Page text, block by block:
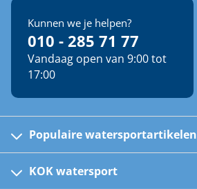
Kunnen we je helpen?
010 - 285 71 77
Vandaag open van 9:00 tot
17:00
Populaire watersportartikelen
Kinder reddingsvesten
KOK watersport